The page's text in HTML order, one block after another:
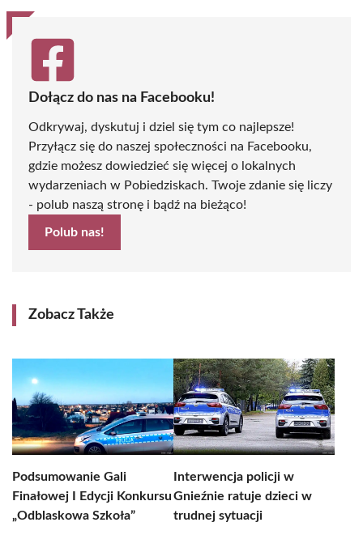
Dołącz do nas na Facebooku!
Odkrywaj, dyskutuj i dziel się tym co najlepsze!
Przyłącz się do naszej społeczności na Facebooku,
gdzie możesz dowiedzieć się więcej o lokalnych
wydarzeniach w Pobiedziskach. Twoje zdanie się liczy
- polub naszą stronę i bądź na bieżąco!
Polub nas!
Zobacz Także
Podsumowanie Gali
Finałowej I Edycji Konkursu
„Odblaskowa Szkoła”
Interwencja policji w
Gnieźnie ratuje dzieci w
trudnej sytuacji